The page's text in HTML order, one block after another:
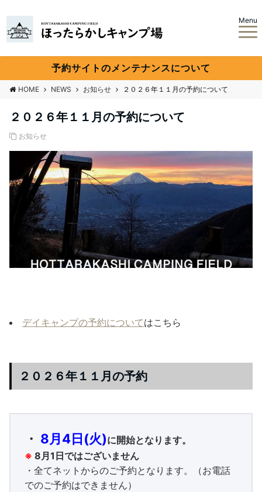
Menu
予約サイトのメンテナンスについて
HOME NEWS お知らせ ２０２６年１１月の予約について
２０２６年１１月の予約について
お知らせ
デイキャンプの予約についてはこちら
２０２６年１１月の予約
・ 8月4日(火)に開始となります。
※ 8月1日ではございません
・全てネットからのご予約となります。（お電話
でのご予約はできません）